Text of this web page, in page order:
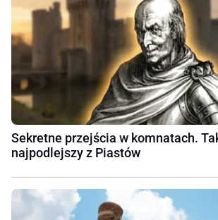
Sekretne przejścia w komnatach.
najpodlejszy z Piastów